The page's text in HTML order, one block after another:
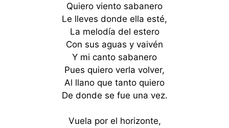
Quiero viento sabanero
Le lleves donde ella esté,
La melodía del estero
Con sus aguas y vaivén
Y mi canto sabanero
Pues quiero verla volver,
Al llano que tanto quiero
De donde se fue una vez.
Vuela por el horizonte,